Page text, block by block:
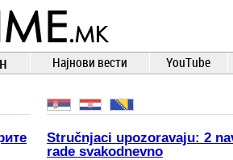
NEWSНајнови вести YouTube
Stručnjaci upozoravaju: 2
rade svakodnevno